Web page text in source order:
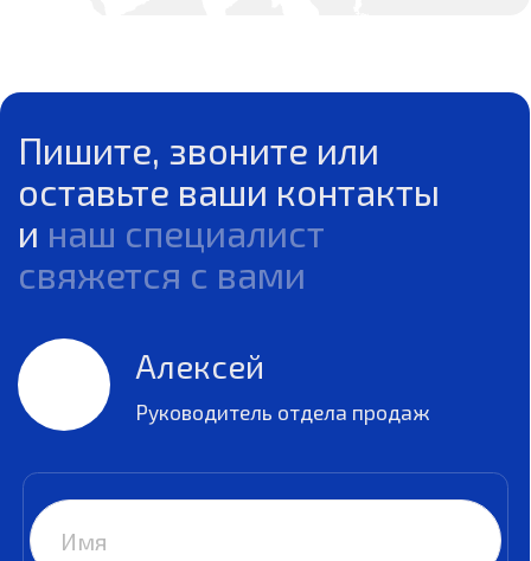
Телефон в России: Телефон в Китае:
Адрес в Китае:
+7 (962) 931-62-96 0086 158 2184 0734
brandchem@china-
chem.ru
офис 1706
Политика конфиденциальности
China Chem, 2023